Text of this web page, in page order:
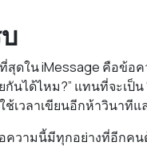
ดใน iMessage คือข้อ
กันได้ไหม?” แทนที่จะเ
ช้เวลาเขียนอีกห้าวินาที
ความนี้มีทุกอย่างที่อีกคน